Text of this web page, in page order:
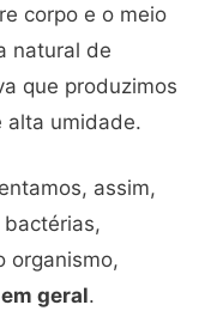
corpo e o meio
natural de
que produzimos
alta umidade.
assim,
organismo,
geral.